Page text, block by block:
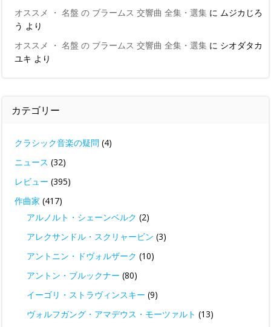
オススメ ・ 名盤 の ブラームス 交響曲 全集・選集 に ムジカじろ
う より
オススメ ・ 名盤 の ブラームス 交響曲 全集・選集 に シオダタカ
ユキ より
カテゴリー
クラシック音楽の疑問 (4)
ニュース (32)
レビュー (395)
作曲家 (417)
アルノルト・シェーンベルク (2)
アレクサンドル・スクリャービン (3)
アントニン・ドヴォルザーク (10)
アントン・ブルックナー (80)
イーゴリ・ストラヴィンスキー (9)
ヴォルフガング・アマデウス・モーツァルト (13)